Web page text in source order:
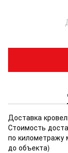
Доставка
Стоимость
по километражу
до объекта)